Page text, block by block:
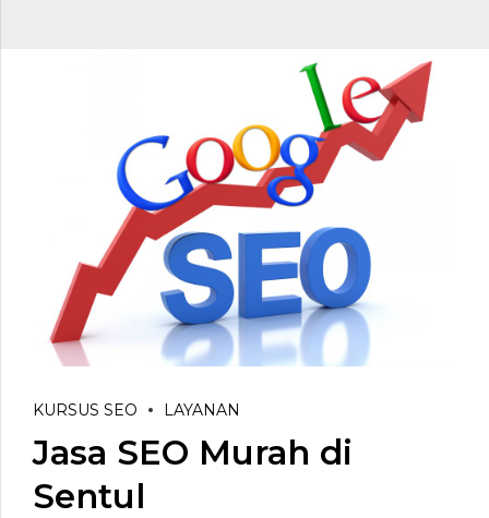
KURSUS SEO LAYANAN
Jasa SEO Murah di
Sentul